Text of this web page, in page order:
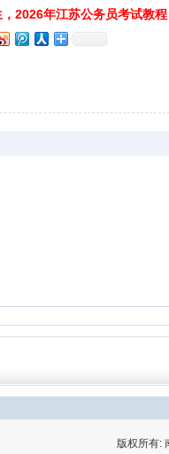
2026年江苏公务员考试教程
版权所有: